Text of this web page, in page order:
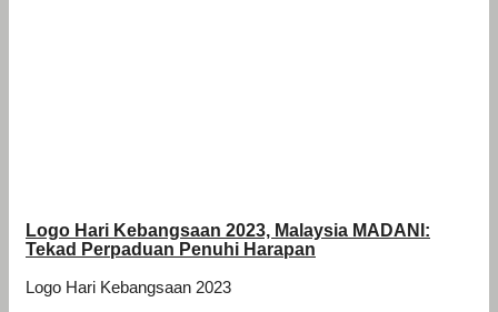
Logo Hari Kebangsaan 2023, Malaysia MADANI:
Tekad Perpaduan Penuhi Harapan
Logo Hari Kebangsaan 2023